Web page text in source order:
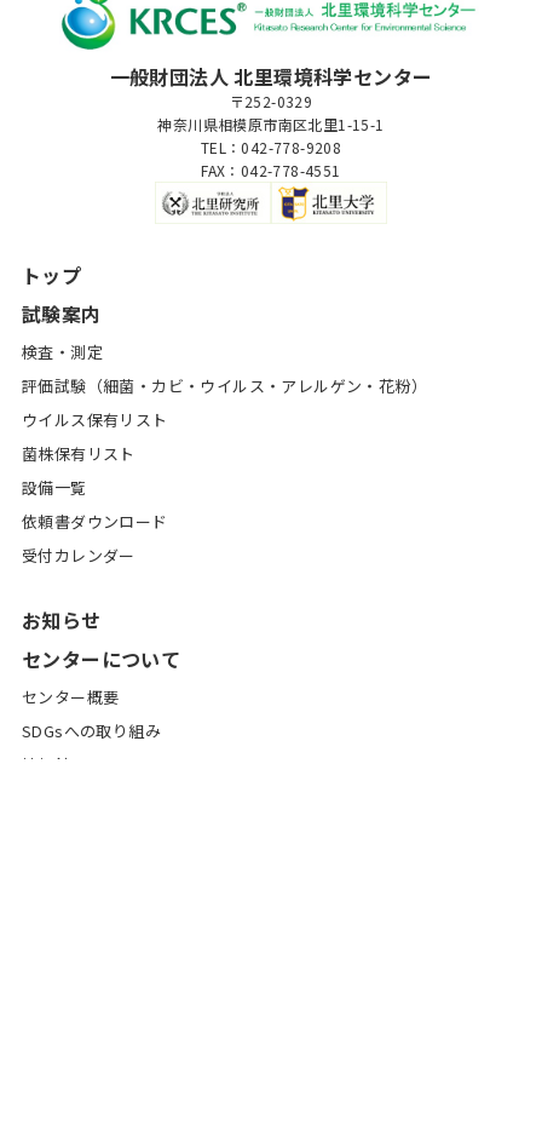
一般財団法人 北里環境科学センター
〒252-0329
神奈川県相模原市南区北里1-15-1
TEL：042-778-9208
FAX：042-778-4551
トップ
試験案内
検査・測定
評価試験（細菌・カビ・ウイルス・アレルゲン・花粉）
ウイルス保有リスト
菌株保有リスト
設備一覧
依頼書ダウンロード
受付カレンダー
お知らせ
センターについて
センター概要
SDGsへの取り組み
情報館